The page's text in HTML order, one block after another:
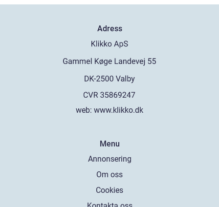
Adress
web: www.klikko.dk
Menu
Annonsering
Om oss
Cookies